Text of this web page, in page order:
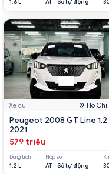
Xe cũ Hồ
Peugeot 2008 GT Line 1.2
2021
579 triệu
Dung tích
1.2 L
Hộp số
AT - Số tự động